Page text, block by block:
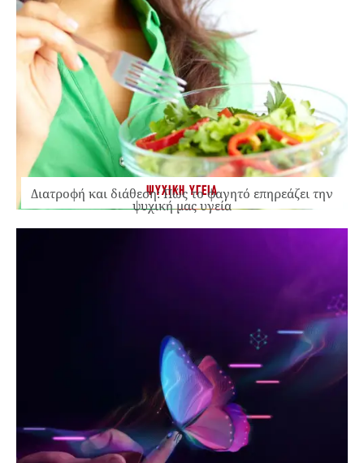
ΨΥΧΙΚΗ ΥΓΕΙΑ
Διατροφή και διάθεση: Πώς το φαγητό επηρεάζει την
ψυχική μας υγεία